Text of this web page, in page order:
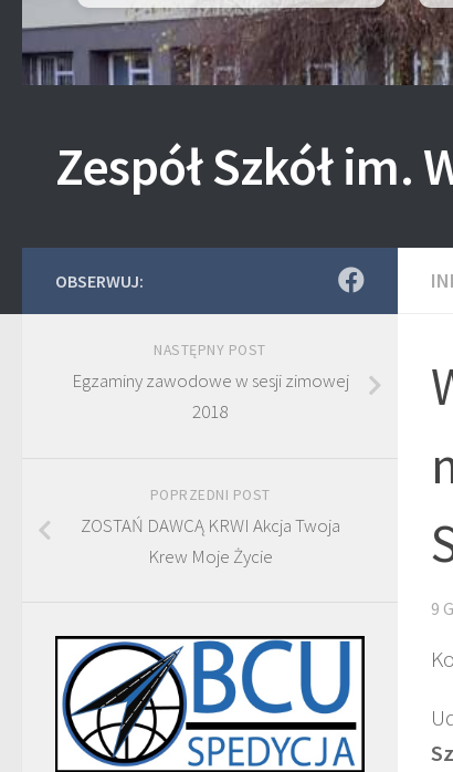
Zespół Szkół im.
9
OBSERWUJ:
NASTĘPNY POST
Egzaminy zawodowe w sesji zimowej
2018
POPRZEDNI POST
ZOSTAŃ DAWCĄ KRWI Akcja Twoja
Krew Moje Życie